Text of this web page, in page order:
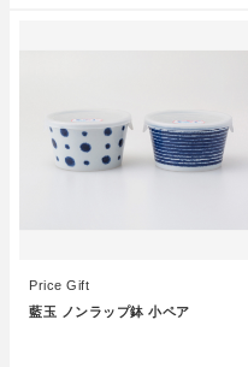
Price Gift
藍玉 ノンラップ鉢 小ペア